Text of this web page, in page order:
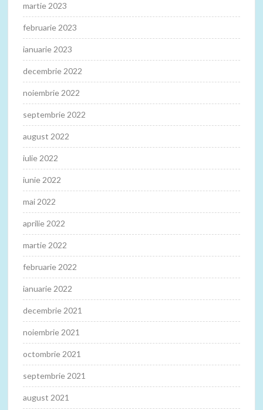
martie 2023
februarie 2023
ianuarie 2023
decembrie 2022
noiembrie 2022
septembrie 2022
august 2022
iulie 2022
iunie 2022
mai 2022
aprilie 2022
martie 2022
februarie 2022
ianuarie 2022
decembrie 2021
noiembrie 2021
octombrie 2021
septembrie 2021
august 2021